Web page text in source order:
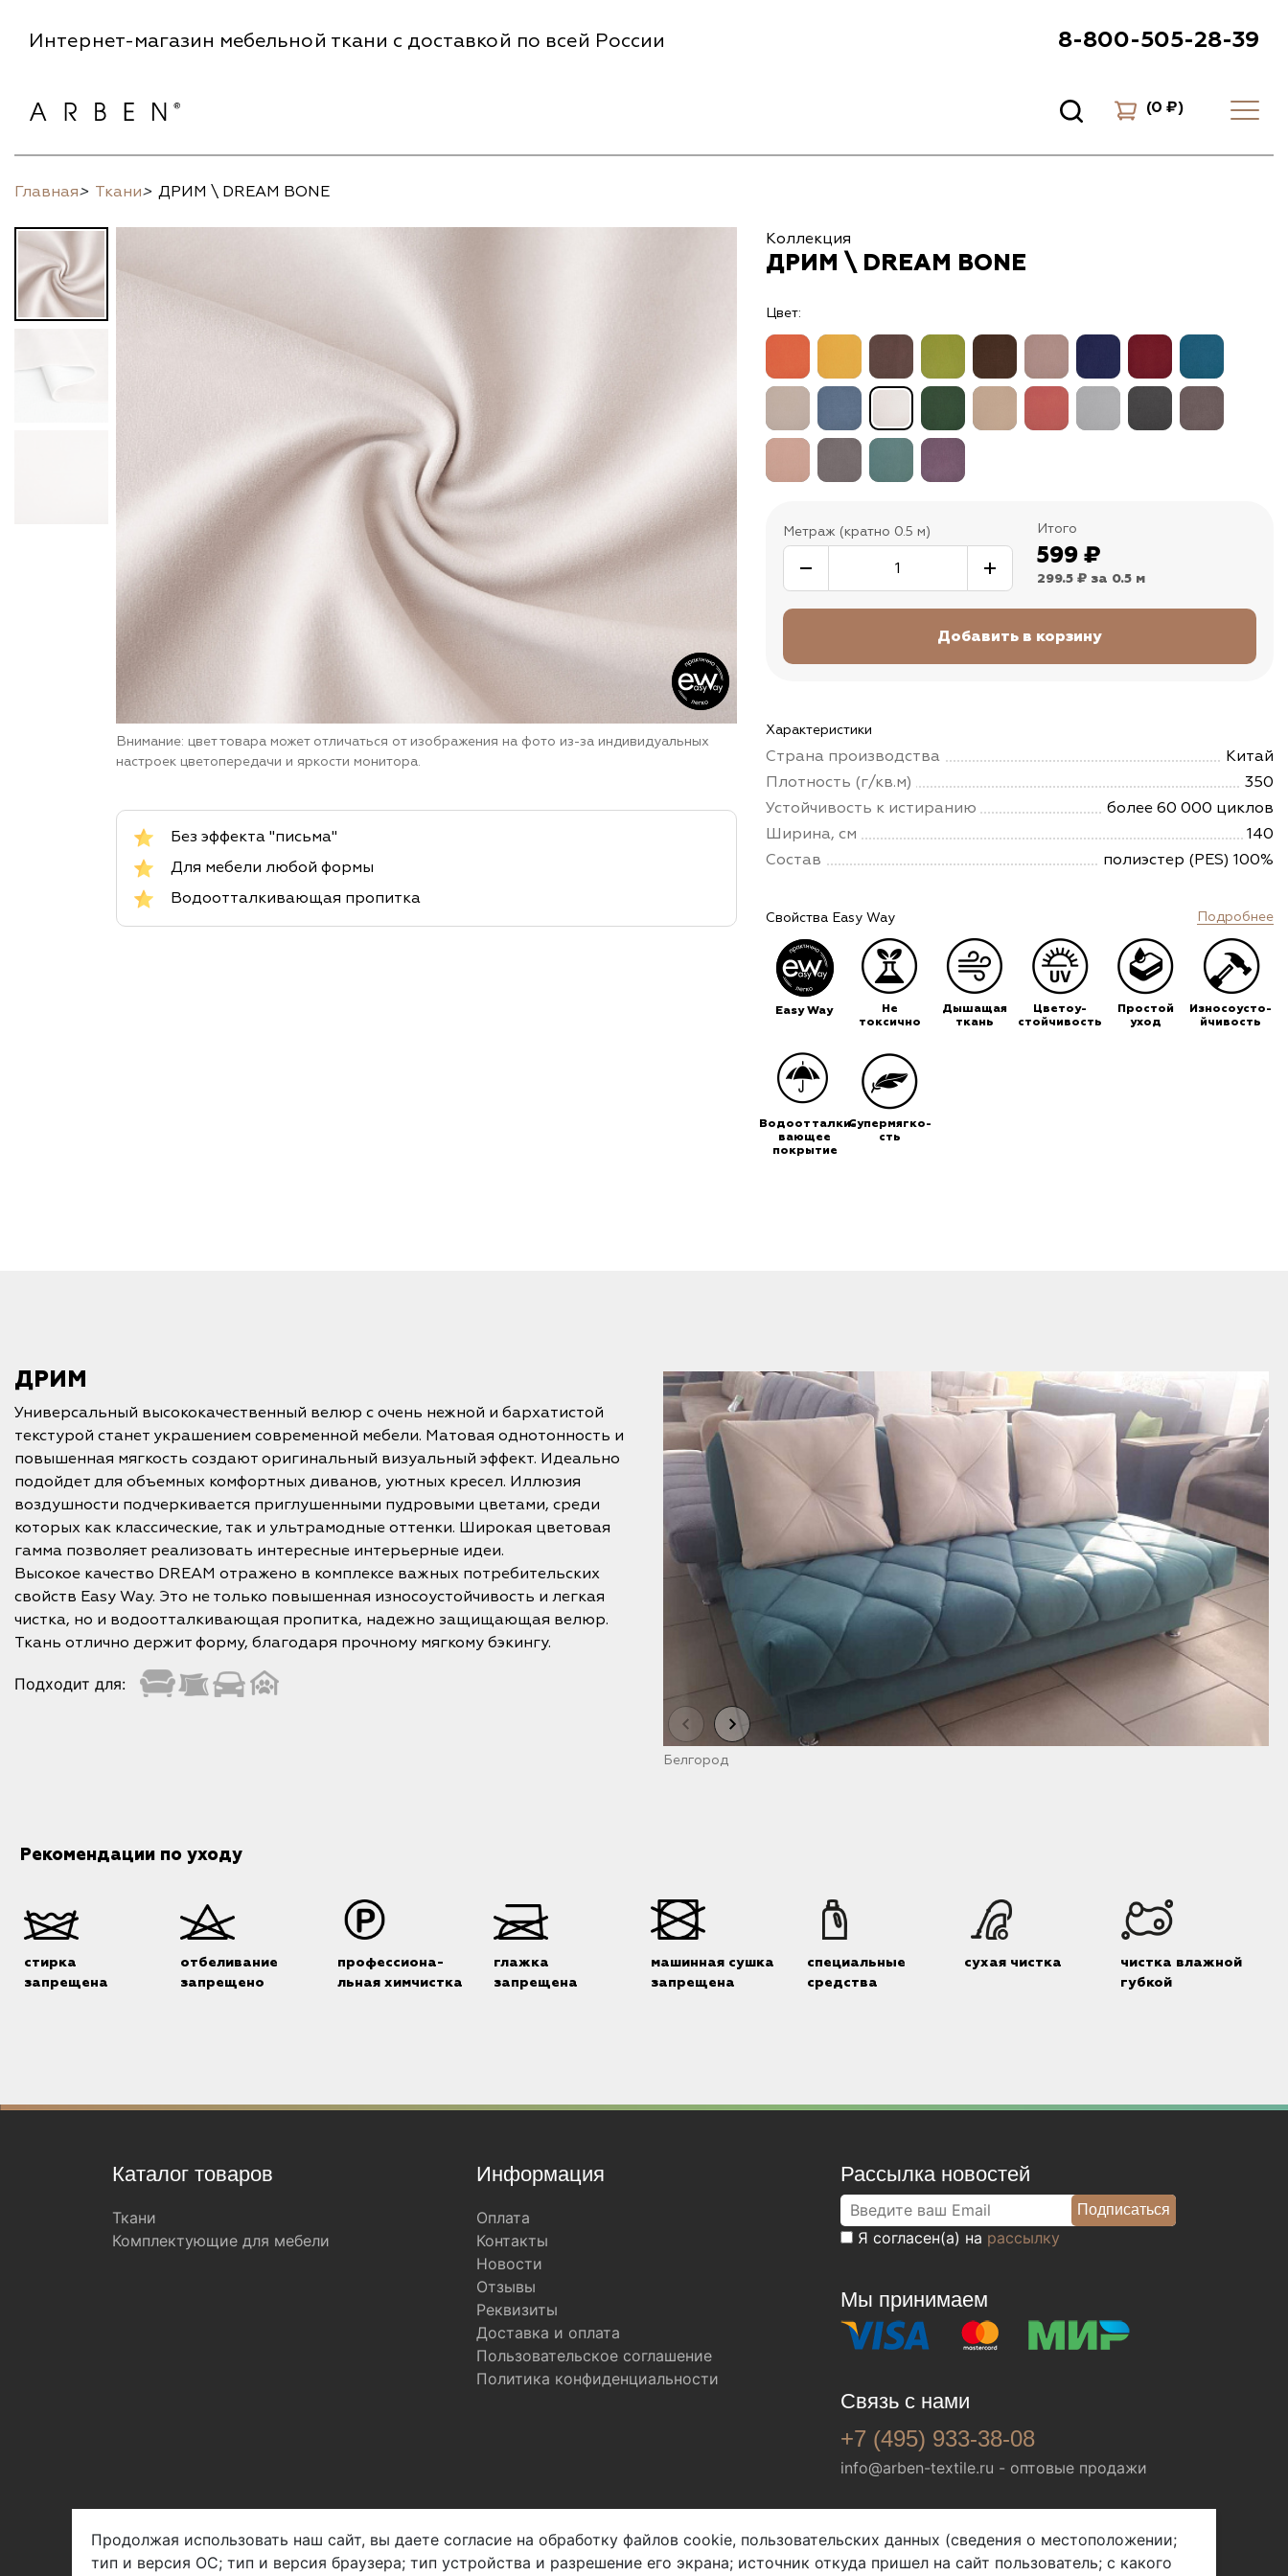
Интернет-магазин мебельной ткани с доставкой по всей России 8-800-505-28-39
(0 ₽)
Главная> Ткани> ДРИМ \ DREAM BONE
Внимание: цвет товара может отличаться от изображения на фото из-за индивидуальных
настроек цветопередачи и яркости монитора.
Без эффекта "письма"
Для мебели любой формы
Водоотталкивающая пропитка
Коллекция
ДРИМ \ DREAM BONE
Цвет:
Метраж (кратно 0.5 м) Итого
599 ₽
299.5 ₽ за 0.5 м
Характеристики
Страна производства
Китай
Плотность (г/кв.м)
350
Устойчивость к истиранию
более 60 000 циклов
Ширина, см
140
Состав
полиэстер (PES) 100%
Свойства Easy Way Подробнее
Easy Way
Не
токсично
Дышащая
ткань
Цветоу-
стойчивость
Простой
уход
Износоусто-
йчивость
Водоотталки-
вающее
покрытие
Супермягко-
сть
ДРИМ
Универсальный высококачественный велюр с очень нежной и бархатистой
текстурой станет украшением современной мебели. Матовая однотонность и
повышенная мягкость создают оригинальный визуальный эффект. Идеально
подойдет для объемных комфортных диванов, уютных кресел. Иллюзия
воздушности подчеркивается приглушенными пудровыми цветами, среди
которых как классические, так и ультрамодные оттенки. Широкая цветовая
гамма позволяет реализовать интересные интерьерные идеи.
Высокое качество DREAM отражено в комплексе важных потребительских
свойств Easy Way. Это не только повышенная износоустойчивость и легкая
чистка, но и водоотталкивающая пропитка, надежно защищающая велюр.
Ткань отлично держит форму, благодаря прочному мягкому бэкингу.
Подходит для:
Белгород
Рекомендации по уходу
стирка
запрещена
отбеливание
запрещено
профессиона-
льная химчистка
глажка
запрещена
машинная сушка
запрещена
специальные
средства
сухая чистка
чистка влажной
губкой
Каталог товаров
Ткани
Комплектующие для мебели
Информация
Оплата
Контакты
Новости
Отзывы
Реквизиты
Доставка и оплата
Пользовательское соглашение
Политика конфиденциальности
Рассылка новостей
Я согласен(а) на рассылку
Мы принимаем
Связь с нами
+7 (495) 933-38-08
info@arben-textile.ru - оптовые продажи
Мы в соц. сетях
Продолжая использовать наш сайт, вы даете согласие на обработку файлов cookie, пользовательских данных (сведения о местоположении;
тип и версия ОС; тип и версия браузера; тип устройства и разрешение его экрана; источник откуда пришел на сайт пользователь; с какого